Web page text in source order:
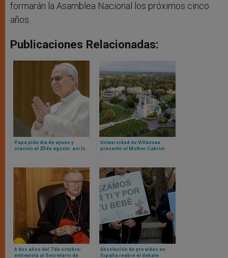
formarán la Asamblea Nacional los próximos cinco
años.
Publicaciones Relacionadas:
Papa pide día de ayuno y
oración el 22 de agosto: así lo
Universidad de Villanova
presentó el Mother Cabrini
los refugiados y los migrantes
A dos años del 7 de octubre:
entrevista al Secretario de
Absolución de pro vidas en
España reabre el debate